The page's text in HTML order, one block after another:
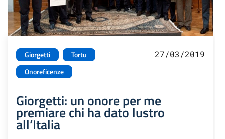
Giorgetti
Tortu
Onoreficenze
27/03/2019
Giorgetti: un onore per me
premiare chi ha dato lustro
all’Italia